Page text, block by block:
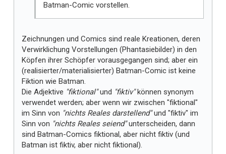
Batman-Comic vorstellen.
Zeichnungen und Comics sind reale Kreationen, deren
Verwirklichung Vorstellungen (Phantasiebilder) in den
Köpfen ihrer Schöpfer vorausgegangen sind; aber ein
(realisierter/materialisierter) Batman-Comic ist keine
Fiktion wie Batman.
Die Adjektive "fiktional"und "fiktiv"können synonym
verwendet werden; aber wenn wir zwischen "fiktional"
im Sinn von "nichts Reales darstellend"und "fiktiv" im
Sinn von "nichts Reales seiend"unterscheiden, dann
sind Batman-Comics fiktional, aber nicht fiktiv (und
Batman ist fiktiv, aber nicht fiktional).